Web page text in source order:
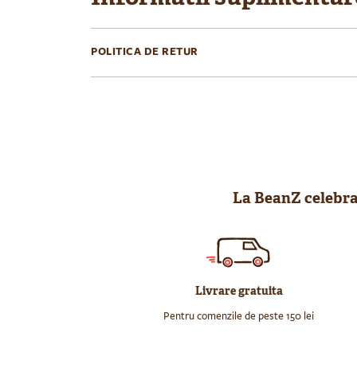
POLITICA DE RETUR
La BeanZ
Livrare gratuita
Pentru comenzile de peste 150 lei